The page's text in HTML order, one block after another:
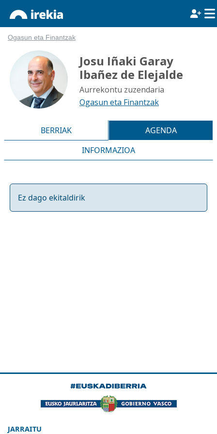
Ogasun eta Finantzak
Josu Iñaki Garay
Ibañez de Elejalde
Aurrekontu zuzendaria
Ogasun eta Finantzak
BERRIAK
AGENDA
INFORMAZIOA
Ez dago ekitaldirik
JARRAITU